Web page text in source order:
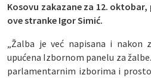
Kosovu zakazane za 12.
ove stranke Igor Simić.
„Žalba je već napisana i nakon
upućena Izbornom panelu za
parlamentarnim izborima i